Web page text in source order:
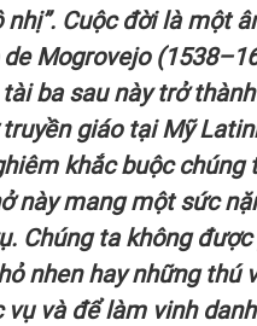
Cuộc đời là một
Mogrovejo
ba sau này trở
giáo tại Mỹ
khắc buộc
này mang một sức
Chúng ta không
nhen hay những thú
và để làm vinh